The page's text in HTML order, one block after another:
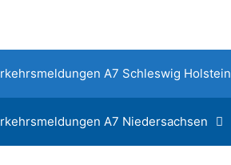
A7 Schleswig Holstein
A7 Niedersachsen